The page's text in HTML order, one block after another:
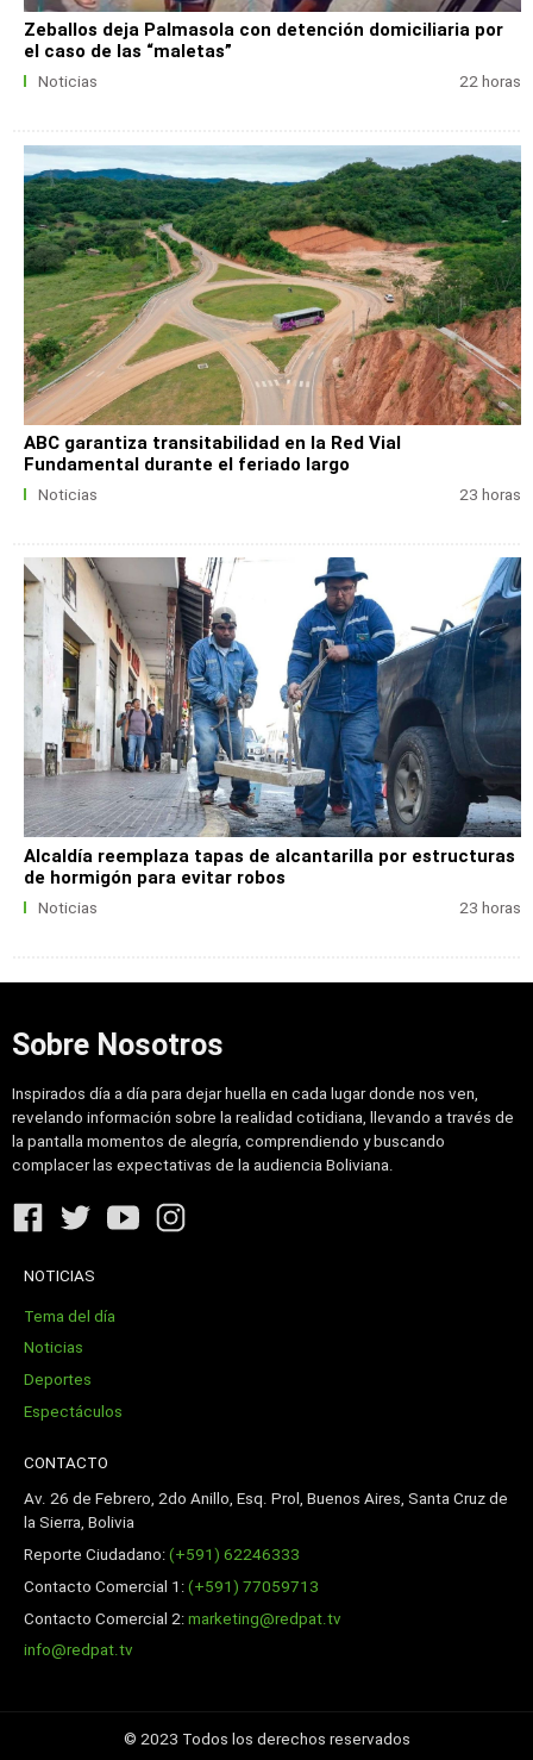
Zeballos deja Palmasola con detención domiciliaria por
el caso de las “maletas”
Noticias 22 horas
ABC garantiza transitabilidad en la Red Vial
Fundamental durante el feriado largo
Noticias 23 horas
Alcaldía reemplaza tapas de alcantarilla por estructuras
de hormigón para evitar robos
Noticias 23 horas
Sobre Nosotros
Inspirados día a día para dejar huella en cada lugar donde nos ven,
revelando información sobre la realidad cotidiana, llevando a través de
la pantalla momentos de alegría, comprendiendo y buscando
complacer las expectativas de la audiencia Boliviana.
NOTICIAS
Tema del día
Noticias
Deportes
Espectáculos
CONTACTO
Av. 26 de Febrero, 2do Anillo, Esq. Prol, Buenos Aires, Santa Cruz de
la Sierra, Bolivia
Reporte Ciudadano:(+591) 62246333
Contacto Comercial 1:(+591) 77059713
Contacto Comercial 2:marketing@redpat.tv
info@redpat.tv
© 2023 Todos los derechos reservados